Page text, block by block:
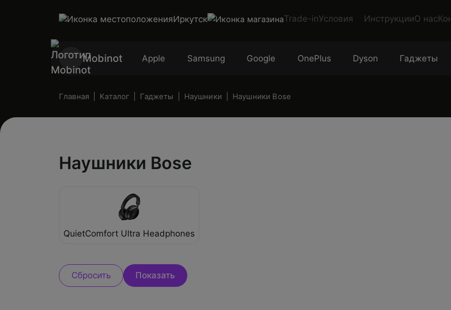
Иркутск Trade-inУсловия ИнструкцииО нас
Mobinot Apple Samsung Google OnePlus Dyson Гаджеты
Главная Каталог Гаджеты Наушники Наушники Bose
Наушники Bose
QuietComfort Ultra Headphones